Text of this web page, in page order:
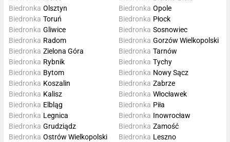
Biedronka Olsztyn
Biedronka Toruń
Biedronka Gliwice
Biedronka Radom
Biedronka Opole
Biedronka Płock
Biedronka Sosnowiec
Biedronka Gorzów Wielkopolski
Biedronka Zielona Góra
Biedronka Rybnik
Biedronka Bytom
Biedronka Koszalin
Biedronka Tarnów
Biedronka Tychy
Biedronka Nowy Sącz
Biedronka Zabrze
Biedronka Kalisz
Biedronka Elbląg
Biedronka Legnica
Biedronka Grudziądz
Biedronka Włocławek
Biedronka Piła
Biedronka Inowrocław
Biedronka Zamość
Biedronka Ostrów Wielkopolski
Biedronka Leszno